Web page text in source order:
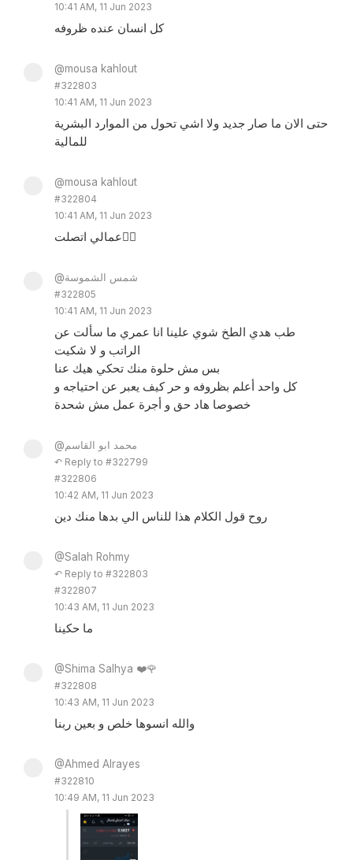
10:41 AM, 11 Jun 2023
كل انسان عنده ظروفه
@mousa kahlout
#322803
10:41 AM, 11 Jun 2023
حتى الان ما صار جديد ولا اشي تحول من الموارد البشرية
للمالية
@mousa kahlout
#322804
10:41 AM, 11 Jun 2023
عمالي اتصلت🤷‍♂️
@شمس الشموسة
#322805
10:41 AM, 11 Jun 2023
طب هدي الطخ شوي علينا انا عمري ما سألت عن
الراتب و لا شكيت
بس مش حلوة منك تحكي هيك عنا
كل واحد أعلم بظروفه و حر كيف يعبر عن احتياجه و
خصوصا هاد حق و أجرة عمل مش شحدة
@محمد ابو القاسم
↶ Reply to #322799
#322806
10:42 AM, 11 Jun 2023
روح قول الكلام هذا للناس الي بدها منك دين
@Salah Rohmy
↶ Reply to #322803
#322807
10:43 AM, 11 Jun 2023
ما حكينا
@Shima Salhya ❤️🌹
#322808
10:43 AM, 11 Jun 2023
والله انسوها خلص و بعين ربنا
@Ahmed Alrayes
#322810
10:49 AM, 11 Jun 2023